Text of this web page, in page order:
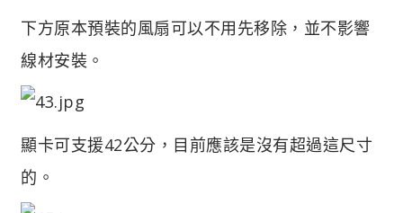
下方原本預裝的風扇可以不用先移除，並不影響
線材安裝。
顯卡可支援42公分，目前應該是沒有超過這尺寸
的。